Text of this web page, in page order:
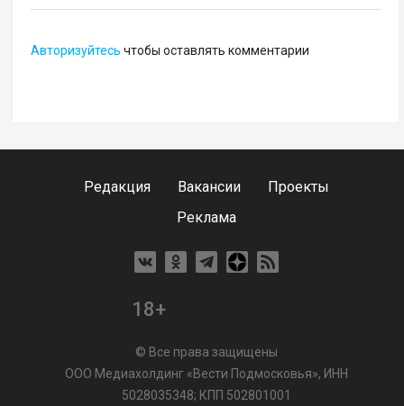
Авторизуйтесь чтобы оставлять комментарии
Редакция Вакансии
Проекты
Реклама
18+
© Все права защищены
ООО Медиахолдинг «Вести Подмосковья», ИНН
5028035348; КПП 502801001